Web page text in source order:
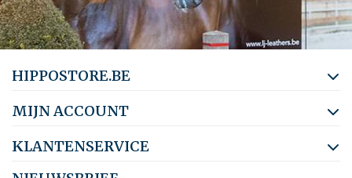
HIPPOSTORE.BE
MIJN ACCOUNT
KLANTENSERVICE